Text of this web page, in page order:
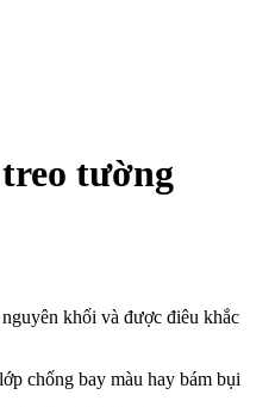
tường
khối và được điêu khắc
chống bay màu hay bám bụi